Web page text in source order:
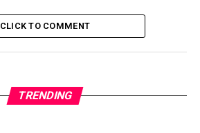
CLICK TO COMMENT
TRENDING